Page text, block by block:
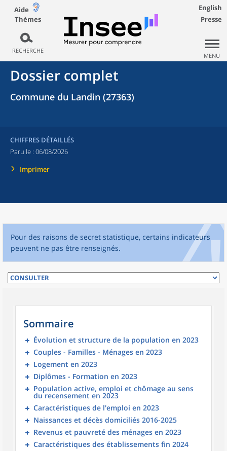
Aide
Thèmes
RECHERCHE
English
Presse
MENU
Dossier complet
Commune du Landin (27363)
CHIFFRES DÉTAILLÉS
Paru le : 06/08/2026
Imprimer
Pour des raisons de secret statistique, certains indicateurs
peuvent ne pas être renseignés.
Sommaire
Évolution et structure de la population en 2023
Couples - Familles - Ménages en 2023
Logement en 2023
Diplômes - Formation en 2023
Population active, emploi et chômage au sens
du recensement en 2023
Caractéristiques de l'emploi en 2023
Naissances et décès domiciliés 2016-2025
Revenus et pauvreté des ménages en 2023
Caractéristiques des établissements fin 2024